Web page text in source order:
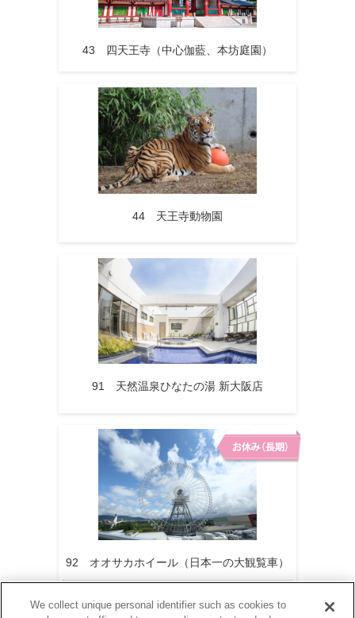
43 四天王寺（中心伽藍、本坊庭園）
44 天王寺動物園
91 天然温泉ひなたの湯 新大阪店
92 オオサカホイール（日本一の大観覧車）
営業再開時期は現在未定です。
We collect unique personal identifier such as cookies to